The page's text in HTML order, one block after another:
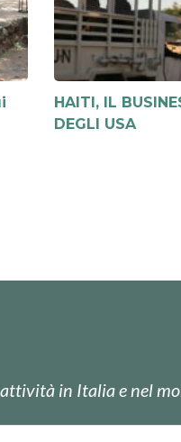
HAITI, IL
DEGLI USA
in Italia e nel